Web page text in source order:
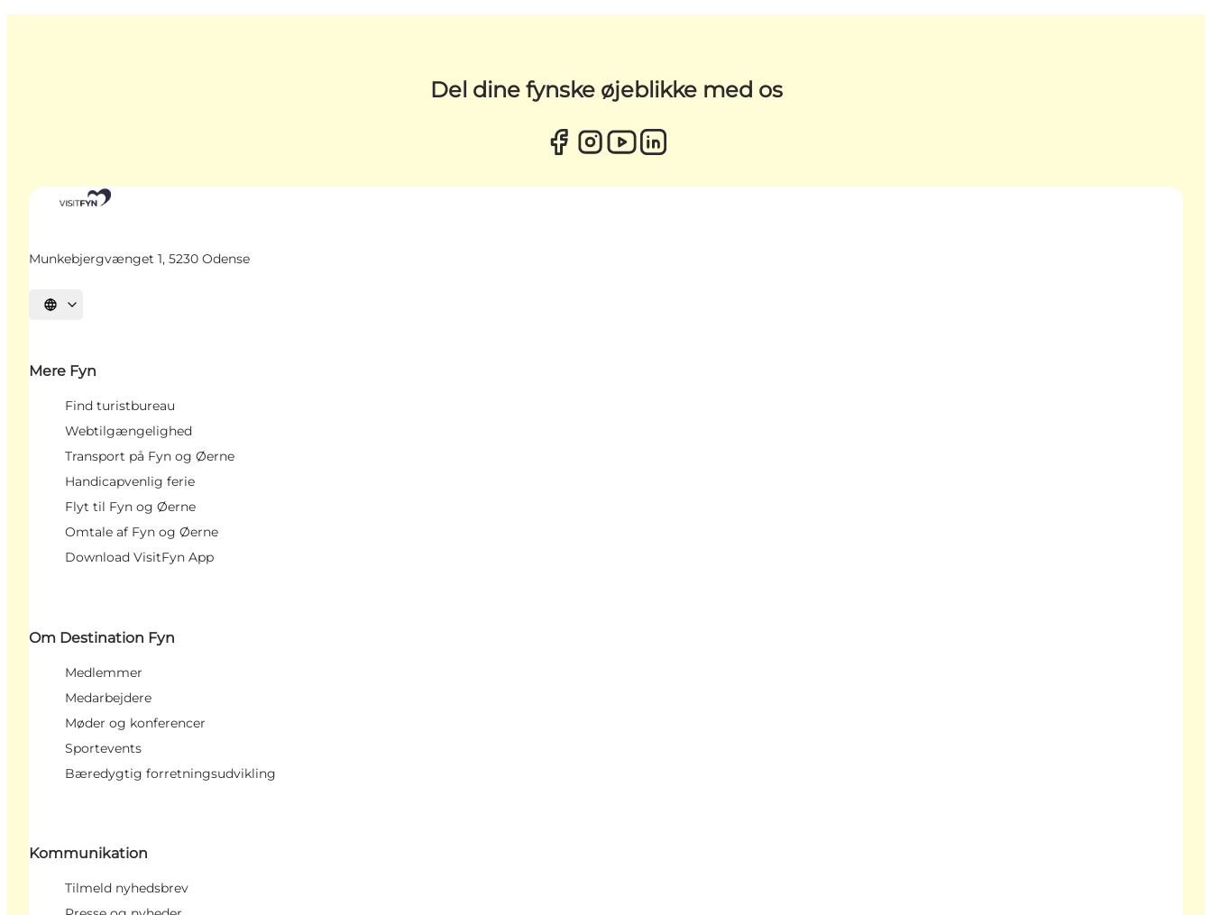
Del dine fynske øjeblikke med os
Munkebjergvænget 1, 5230 Odense
Vælg sprog
Mere Fyn
Find turistbureau
Webtilgængelighed
Transport på Fyn og Øerne
Handicapvenlig ferie
Flyt til Fyn og Øerne
Omtale af Fyn og Øerne
Download VisitFyn App
Om Destination Fyn
Medlemmer
Medarbejdere
Møder og konferencer
Sportevents
Bæredygtig forretningsudvikling
Kommunikation
Tilmeld nyhedsbrev